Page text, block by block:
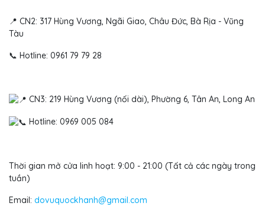
📍 CN2: 317 Hùng Vương, Ngãi Giao, Châu Đức, Bà Rịa - Vũng
Tàu
📞 Hotline: 0961 79 79 28
CN3: 219 Hùng Vương (nối dài), Phường 6, Tân An, Long An
Hotline: 0969 005 084
Thời gian mở cửa linh hoạt: 9:00 - 21:00 (Tất cả các ngày trong
tuần)
Email: dovuquockhanh@gmail.com